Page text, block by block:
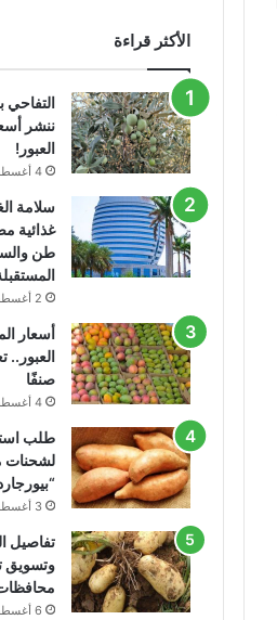
الأكثر قراءة
ننشر
العبور!
4 أغسطس، 2026
طن
2 أغسطس، 2026
أسعار
صنفًا
4 أغسطس، 2026
طلب
لشحنات
3 أغسطس، 2026
تفاصيل
6 أغسطس، 2026